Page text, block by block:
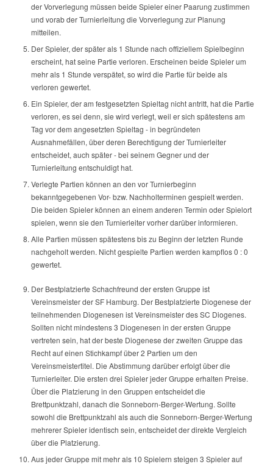
der Vorverlegung müssen beide Spieler einer Paarung zustimmen
und vorab der Turnierleitung die Vorverlegung zur Planung
mitteilen.
Der Spieler, der später als 1 Stunde nach offiziellem Spielbeginn
erscheint, hat seine Partie verloren. Erscheinen beide Spieler um
mehr als 1 Stunde verspätet, so wird die Partie für beide als
verloren gewertet.
Ein Spieler, der am festgesetzten Spieltag nicht antritt, hat die Partie
verloren, es sei denn, sie wird verlegt, weil er sich spätestens am
Tag vor dem angesetzten Spieltag - in begründeten
Ausnahmefällen, über deren Berechtigung der Turnierleiter
entscheidet, auch später - bei seinem Gegner und der
Turnierleitung entschuldigt hat.
Verlegte Partien können an den vor Turnierbeginn
bekanntgegebenen Vor- bzw. Nachholterminen gespielt werden.
Die beiden Spieler können an einem anderen Termin oder Spielort
spielen, wenn sie den Turnierleiter vorher darüber informieren.
Alle Partien müssen spätestens bis zu Beginn der letzten Runde
nachgeholt werden. Nicht gespielte Partien werden kampflos 0 : 0
gewertet.
Der Bestplatzierte Schachfreund der ersten Gruppe ist
Vereinsmeister der SF Hamburg. Der Bestplatzierte Diogenese der
teilnehmenden Diogenesen ist Vereinsmeister des SC Diogenes.
Sollten nicht mindestens 3 Diogenesen in der ersten Gruppe
vertreten sein, hat der beste Diogenese der zweiten Gruppe das
Recht auf einen Stichkampf über 2 Partien um den
Vereinsmeistertitel. Die Abstimmung darüber erfolgt über die
Turnierleiter. Die ersten drei Spieler jeder Gruppe erhalten Preise.
Über die Platzierung in den Gruppen entscheidet die
Brettpunktzahl, danach die Sonneborn-Berger-Wertung. Sollte
sowohl die Brettpunktzahl als auch die Sonneborn-Berger-Wertung
mehrerer Spieler identisch sein, entscheidet der direkte Vergleich
über die Platzierung.
Aus jeder Gruppe mit mehr als 10 Spielern steigen 3 Spieler auf